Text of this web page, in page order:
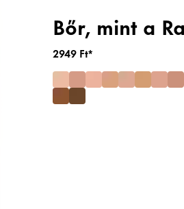
Bőr, mint a
2949 Ft*